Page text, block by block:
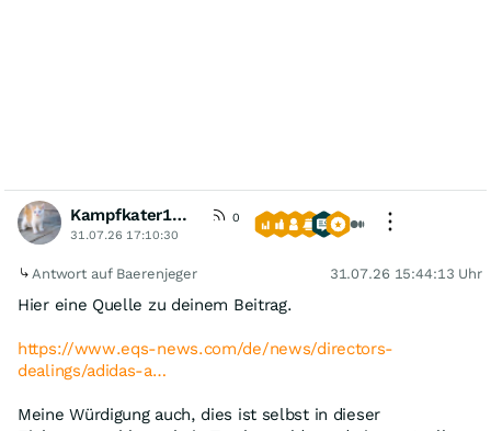
Kampfkater1969
0
31.07.26 17:10:30
Antwort auf Baerenjeger 31.07.26 15:44:13 Uhr
Hier eine Quelle zu deinem Beitrag.
https://www.eqs-news.com/de/news/directors-
dealings/adidas-a…
Meine Würdigung auch, dies ist selbst in dieser